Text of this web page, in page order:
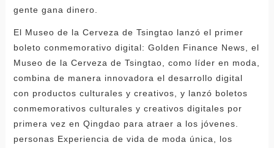
gente gana dinero.
El Museo de la Cerveza de Tsingtao lanzó el primer
boleto conmemorativo digital: Golden Finance News, el
Museo de la Cerveza de Tsingtao, como líder en moda,
combina de manera innovadora el desarrollo digital
con productos culturales y creativos, y lanzó boletos
conmemorativos culturales y creativos digitales por
primera vez en Qingdao para atraer a los jóvenes.
personas Experiencia de vida de moda única, los